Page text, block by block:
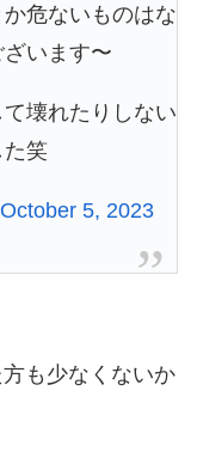
危ないものはな
います〜
壊れたりしない
笑
October 5, 2023
も少なくないか